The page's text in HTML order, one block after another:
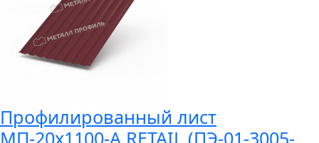
Профилированный лист
МП-20x1100-A RETAIL (ПЭ-01-3005-